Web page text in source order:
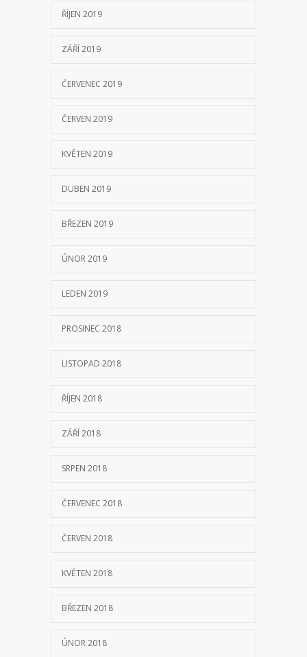
ŘÍJEN 2019
ZÁŘÍ 2019
ČERVENEC 2019
ČERVEN 2019
KVĚTEN 2019
DUBEN 2019
BŘEZEN 2019
ÚNOR 2019
LEDEN 2019
PROSINEC 2018
LISTOPAD 2018
ŘÍJEN 2018
ZÁŘÍ 2018
SRPEN 2018
ČERVENEC 2018
ČERVEN 2018
KVĚTEN 2018
BŘEZEN 2018
ÚNOR 2018